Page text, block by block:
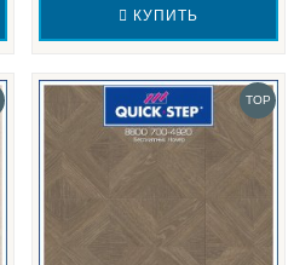
КУПИТЬ
TOP